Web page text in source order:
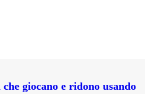
giocano e ridono usando